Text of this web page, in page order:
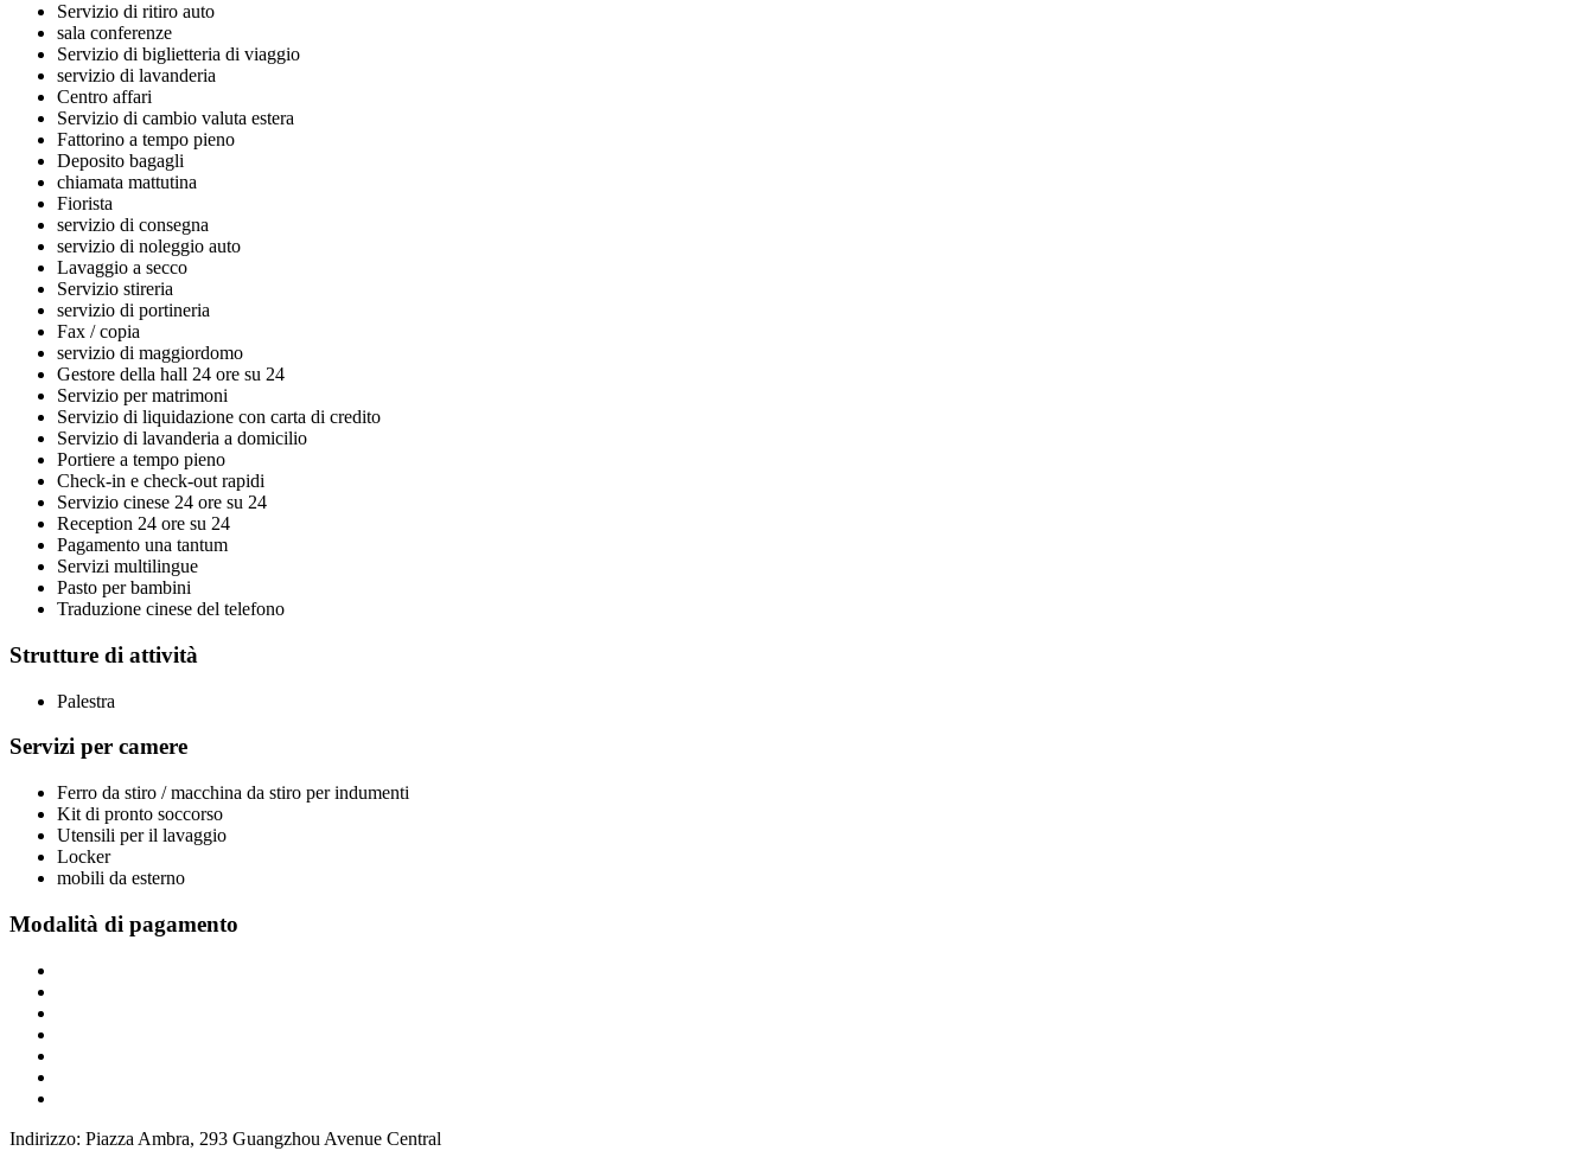
Servizio di ritiro auto
sala conferenze
Servizio di biglietteria di viaggio
servizio di lavanderia
Centro affari
Servizio di cambio valuta estera
Fattorino a tempo pieno
Deposito bagagli
chiamata mattutina
Fiorista
servizio di consegna
servizio di noleggio auto
Lavaggio a secco
Servizio stireria
servizio di portineria
Fax / copia
servizio di maggiordomo
Gestore della hall 24 ore su 24
Servizio per matrimoni
Servizio di liquidazione con carta di credito
Servizio di lavanderia a domicilio
Portiere a tempo pieno
Check-in e check-out rapidi
Servizio cinese 24 ore su 24
Reception 24 ore su 24
Pagamento una tantum
Servizi multilingue
Pasto per bambini
Traduzione cinese del telefono
Strutture di attività
Palestra
Servizi per camere
Ferro da stiro / macchina da stiro per indumenti
Kit di pronto soccorso
Utensili per il lavaggio
Locker
mobili da esterno
Modalità di pagamento
Indirizzo: Piazza Ambra, 293 Guangzhou Avenue Central